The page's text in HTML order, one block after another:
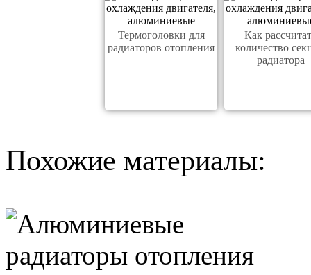
Термоголовки для
радиаторов отопления
Как
количество
радиатора
Похожие материалы: